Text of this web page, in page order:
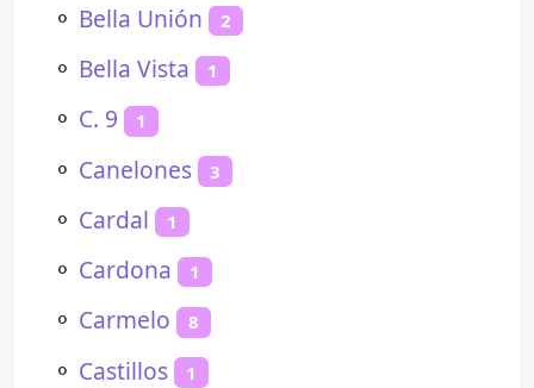
⚬ Bella Unión 2
⚬ Bella Vista 1
⚬ C. 9 1
⚬ Canelones 3
⚬ Cardal 1
⚬ Cardona 1
⚬ Carmelo 8
⚬ Castillos 1